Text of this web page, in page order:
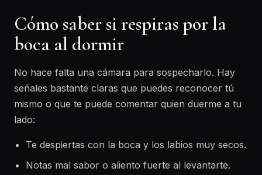
Cómo saber si respiras por la
boca al dormir
No hace falta una cámara para sospecharlo. Hay
señales bastante claras que puedes reconocer tú
mismo o que te puede comentar quien duerme a tu
lado:
Te despiertas con la boca y los labios muy secos.
Notas mal sabor o aliento fuerte al levantarte.